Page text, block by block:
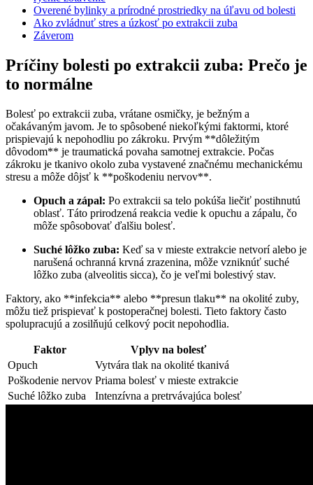
Overené bylinky a prírodné prostriedky na úľavu od bolesti
Ako zvládnuť stres a úzkosť po extrakcii zuba
Záverom
Príčiny bolesti po extrakcii zuba: Prečo je
to normálne
Bolesť po extrakcii zuba, vrátane osmičky, je bežným a
očakávaným javom. Je to spôsobené niekoľkými faktormi, ktoré
prispievajú k nepohodliu po zákroku. Prvým **dôležitým
dôvodom** je traumatická povaha samotnej extrakcie. Počas
zákroku je tkanivo okolo zuba vystavené značnému mechanickému
stresu a môže dôjsť k **poškodeniu nervov**.
Opuch a zápal: Po extrakcii sa telo pokúša liečiť postihnutú
oblasť. Táto prirodzená reakcia vedie k opuchu a zápalu, čo
môže spôsobovať ďalšiu bolesť.
Suché lôžko zuba: Keď sa v mieste extrakcie netvorí alebo je
narušená ochranná krvná zrazenina, môže vzniknúť suché
lôžko zuba (alveolitis sicca), čo je veľmi bolestivý stav.
Faktory, ako **infekcia** alebo **presun tlaku** na okolité zuby,
môžu tiež prispievať k postoperačnej bolesti. Tieto faktory často
spolupracujú a zosilňujú celkový pocit nepohodlia.
Faktor
Vplyv na bolesť
Opuch
Vytvára tlak na okolité tkanivá
Poškodenie nervov Priama bolesť v mieste extrakcie
Suché lôžko zuba
Intenzívna a pretrvávajúca bolesť